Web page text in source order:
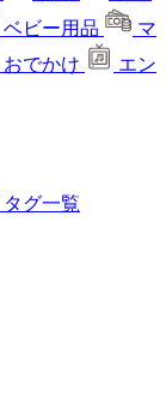
ベビー用品
マ
おでかけ
エン
タグ一覧